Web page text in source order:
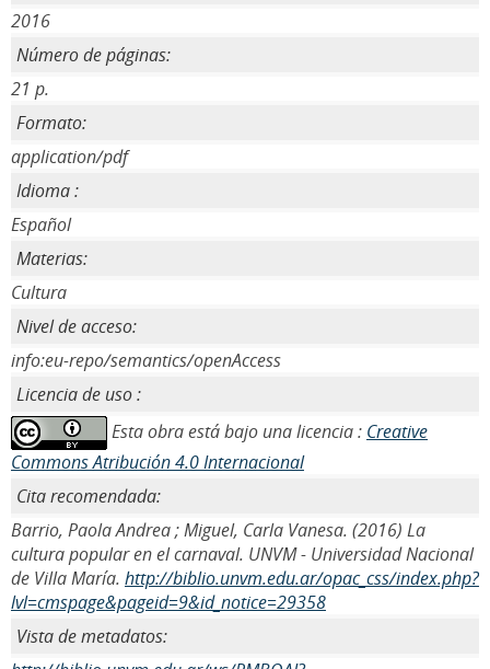
2016
Número de páginas:
21 p.
Formato:
application/pdf
Idioma :
Español
Materias:
Cultura
Nivel de acceso:
info:eu-repo/semantics/openAccess
Licencia de uso :
Esta obra está bajo una licencia : Creative
Commons Atribución 4.0 Internacional
Cita recomendada:
Barrio, Paola Andrea ; Miguel, Carla Vanesa. (2016) La
cultura popular en el carnaval. UNVM - Universidad Nacional
de Villa María. http://biblio.unvm.edu.ar/opac_css/index.php?
lvl=cmspage&pageid=9&id_notice=29358
Vista de metadatos: